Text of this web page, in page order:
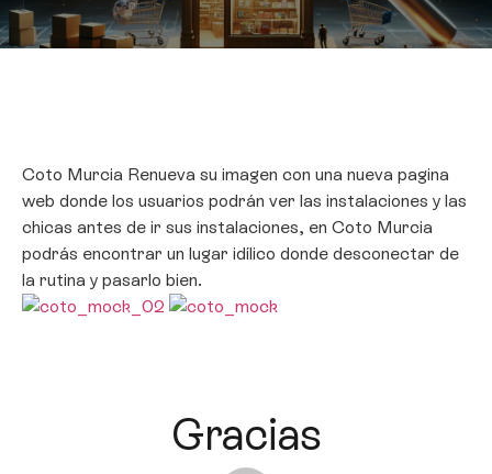
Coto Murcia Renueva su imagen con una nueva pagina
web donde los usuarios podrán ver las instalaciones y las
chicas antes de ir sus instalaciones, en Coto Murcia
podrás encontrar un lugar idílico donde desconectar de
la rutina y pasarlo bien.
Gracias